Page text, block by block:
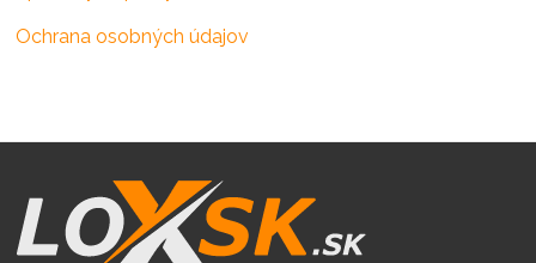
Ochrana osobných údajov